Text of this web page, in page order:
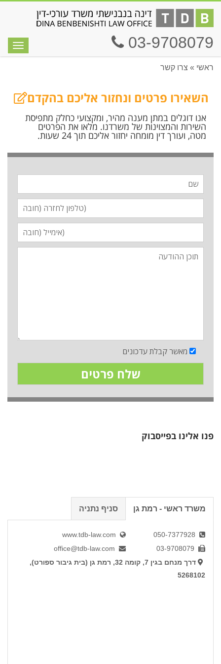
03-9708079
ראשי » צרו קשר
השאירו פרטים ונחזור אליכם בהקדם
אנו דוגלים במתן מענה מהיר, ומקצועי כחלק מתפיסת
השירות והמצוינות של משרדנו. מלאו את הפרטים
מטה, ועורך דין מומחה יחזור אליכם תוך 24 שעות.
מאשר קבלת עדכונים
פנו אלינו בפייסבוק
משרד ראשי - רמת גן סניף נתניה
050-7377928
www.tdb-law.com
03-9708079
office@tdb-law.com
דרך מנחם בגין 7, קומה 32, רמת גן (בית גיבור ספורט),
5268102